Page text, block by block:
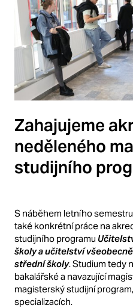
Zahajujeme
neděleného
studijního
S náběhem letního
také konkrétní práce na
studijního programu
školy a učitelství
střední školy. Studium tedy
bakalářské a navazující
magisterský studijní
specializacích.